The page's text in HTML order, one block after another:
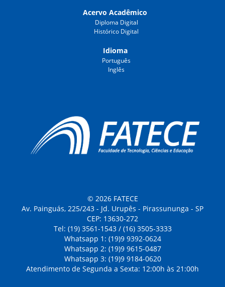
Acervo Acadêmico
Diploma Digital
Histórico Digital
Idioma
Português
Inglês
© 2026 FATECE
Av. Painguás, 225/243 - Jd. Urupês - Pirassununga - SP
CEP: 13630-272
Tel: (19) 3561-1543 / (16) 3505-3333
Whatsapp 1: (19)9 9392-0624
Whatsapp 2: (19)9 9615-0487
Whatsapp 3: (19)9 9184-0620
Atendimento de Segunda a Sexta: 12:00h às 21:00h